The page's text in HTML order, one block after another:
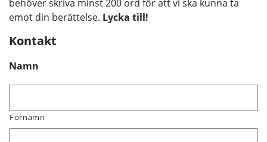
behöver skriva minst 200 ord för att vi ska kunna ta
emot din berättelse. Lycka till!
Kontakt
Namn
Förnamn